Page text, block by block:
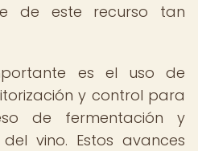
de este recurso tan
es el uso de
y control para
de fermentación y
vino. Estos avances